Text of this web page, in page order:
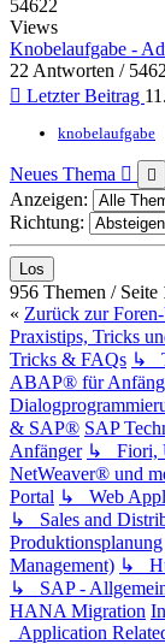
54622
Views
Knobelaufgabe -
22 Antworten /
Letzter Beitrag
knobelaufgabe
Neues Thema
Anzeigen:
Richtung:
956 Themen / Seite
« Zurück zur
Praxistips, Tricks
Tricks & FAQs ↳
ABAP® für
& SAP® SAP
Anfänger ↳ Fiori,
NetWeaver® und
Portal ↳ Web
↳ Sales and
Produktionsplanung
Management) ↳
↳ SAP -
HANA Migration
Application